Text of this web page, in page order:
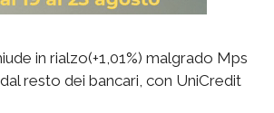
in rialzo(+1,01%) malgrado Mps
resto dei bancari, con UniCredit